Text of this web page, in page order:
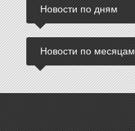
Новости по дням
Новости по месяцам